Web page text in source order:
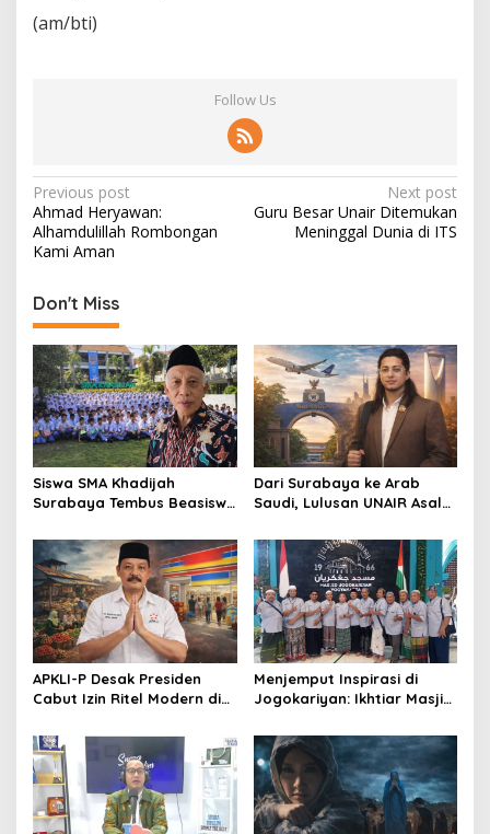
(am/bti)
Follow Us
P
o
s
t
n
a
v
i
g
a
t
i
o
n
Previous post
Ahmad Heryawan:
Alhamdulillah Rombongan
Kami Aman
Next post
Guru Besar Unair Ditemukan
Meninggal Dunia di ITS
Don't Miss
Siswa SMA Khadijah
Surabaya Tembus Beasiswa
Jalur Prestasi
Dari Surabaya ke Arab
Saudi, Lulusan UNAIR Asal
Kreatif Global
APKLI-P Desak Presiden
Cabut Izin Ritel Modern di
Rakyat
Menjemput Inspirasi di
Jogokariyan: Ikhtiar Masjid
Mewujudkan Manajemen
Berbasis Umat